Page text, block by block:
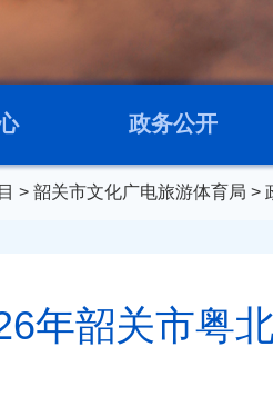
政务公开
> 韶关市文化广电旅游体育局 >
年韶关市粤